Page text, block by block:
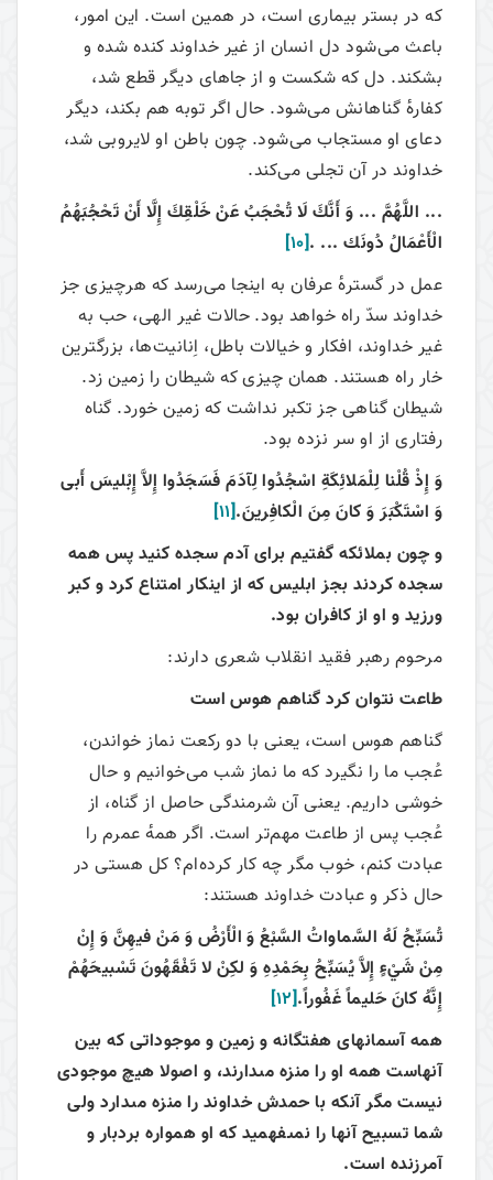
که در بستر بیماری است، در همین است. این امور،
باعث می‌شود دل انسان از غیر خداوند کنده شده و
بشکند. دل که شکست و از جاهای دیگر قطع شد،
کفارهٔ گناهانش می‌شود. حال اگر توبه هم بکند، دیگر
دعای او مستجاب می‌شود. چون باطن او لایروبی شد،
خداوند در آن تجلی می‌کند.
... اللَّهُمَّ ... وَ أَنَّكَ لَا تُحْجَبُ عَنْ خَلْقِكَ إِلَّا أَنْ‏ تَحْجُبَهُمُ‏
الْأَعْمَالُ‏ دُونَك ... .[10]
عمل در گسترهٔ عرفان به اینجا می‌رسد که هرچیزی جز
خداوند سدّ راه خواهد بود. حالات غیر الهی، حب به
غیر خداوند، افکار و خیالات باطل، اِنانیت‌ها، بزرگترین
خار راه هستند. همان چیزی که شیطان را زمین زد.
شیطان گناهی جز تکبر نداشت که زمین خورد. گناه
رفتاری از او سر نزده بود.
وَ إِذْ قُلْنا لِلْمَلائِكَةِ اسْجُدُوا لِآدَمَ فَسَجَدُوا إِلاَّ إِبْليسَ أَبى‏
وَ اسْتَكْبَرَ وَ كانَ مِنَ الْكافِرينَ.[11]
و چون بملائكه گفتيم براى آدم سجده كنيد پس همه
سجده كردند بجز ابليس كه از اينكار امتناع كرد و كبر
ورزيد و او از كافران بود.
مرحوم رهبر فقید انقلاب شعری دارند:
طاعت نتوان کرد گناهم هوس است
گناهم هوس است، یعنی با دو رکعت نماز خواندن،
عُجب ما را نگیرد که ما نماز شب می‌خوانیم و حال
خوشی داریم. یعنی آن شرمندگی حاصل از گناه، از
عُجب پس از طاعت مهم‌تر است. اگر همهٔ عمرم را
عبادت کنم، خوب مگر چه کار کرده‌ام؟ کل هستی در
حال ذکر و عبادت خداوند هستند:
تُسَبِّحُ لَهُ السَّماواتُ السَّبْعُ وَ الْأَرْضُ وَ مَنْ فيهِنَّ وَ إِنْ
مِنْ شَيْ‏ءٍ إِلاَّ يُسَبِّحُ بِحَمْدِهِ وَ لكِنْ لا تَفْقَهُونَ تَسْبيحَهُمْ
إِنَّهُ كانَ حَليماً غَفُوراً.[12]
همه آسمانهاى هفتگانه و زمين و موجوداتى كه بين
آنهاست همه او را منزه مى‏دارند، و اصولا هيچ موجودى
نيست مگر آنكه با حمدش خداوند را منزه مى‏دارد ولى
شما تسبيح آنها را نمى‏فهميد كه او همواره بردبار و
آمرزنده است.